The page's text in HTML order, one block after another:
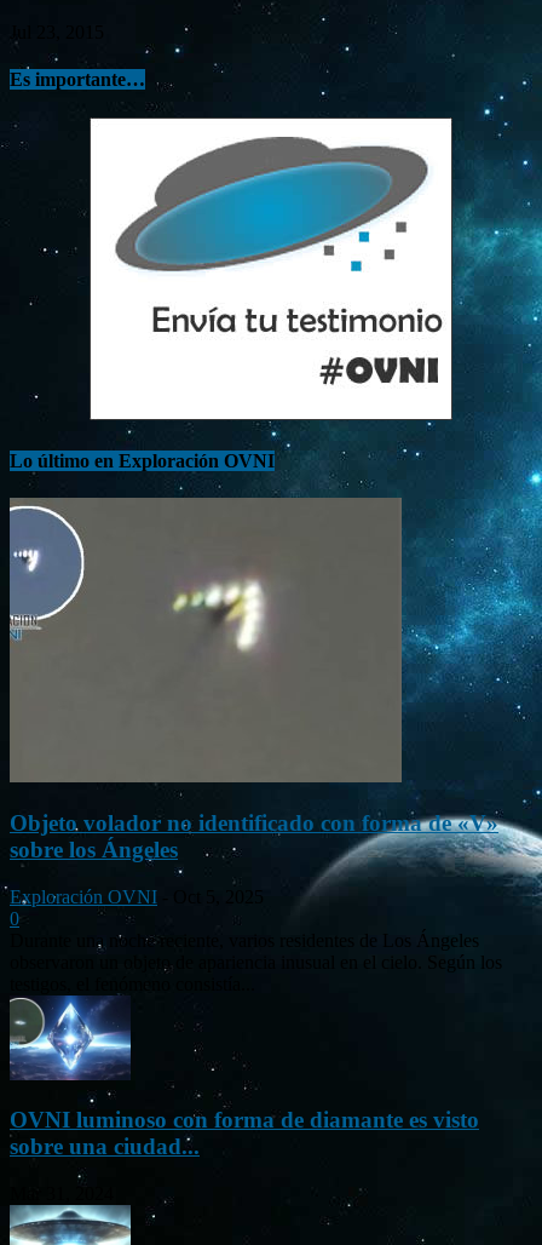
Es importante…
Lo último en Exploración OVNI
Objeto volador no identificado con forma de «V»
sobre los Ángeles
Exploración OVNI
Oct 5, 2025
0
Durante una noche reciente, varios residentes de Los Ángeles
observaron un objeto de apariencia inusual en el cielo. Según los
OVNI luminoso con forma de diamante es visto
sobre una ciudad...